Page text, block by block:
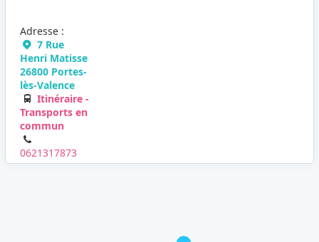
Adresse :
7 Rue
Henri Matisse
26800 Portes-
lès-Valence
Itinéraire -
Transports en
commun
0621317873